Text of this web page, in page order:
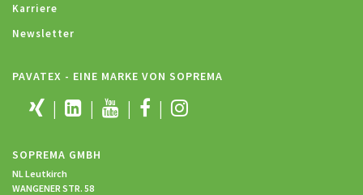
Karriere
Newsletter
PAVATEX - EINE MARKE VON SOPREMA
SOPREMA GMBH
NL Leutkirch
WANGENER STR. 58